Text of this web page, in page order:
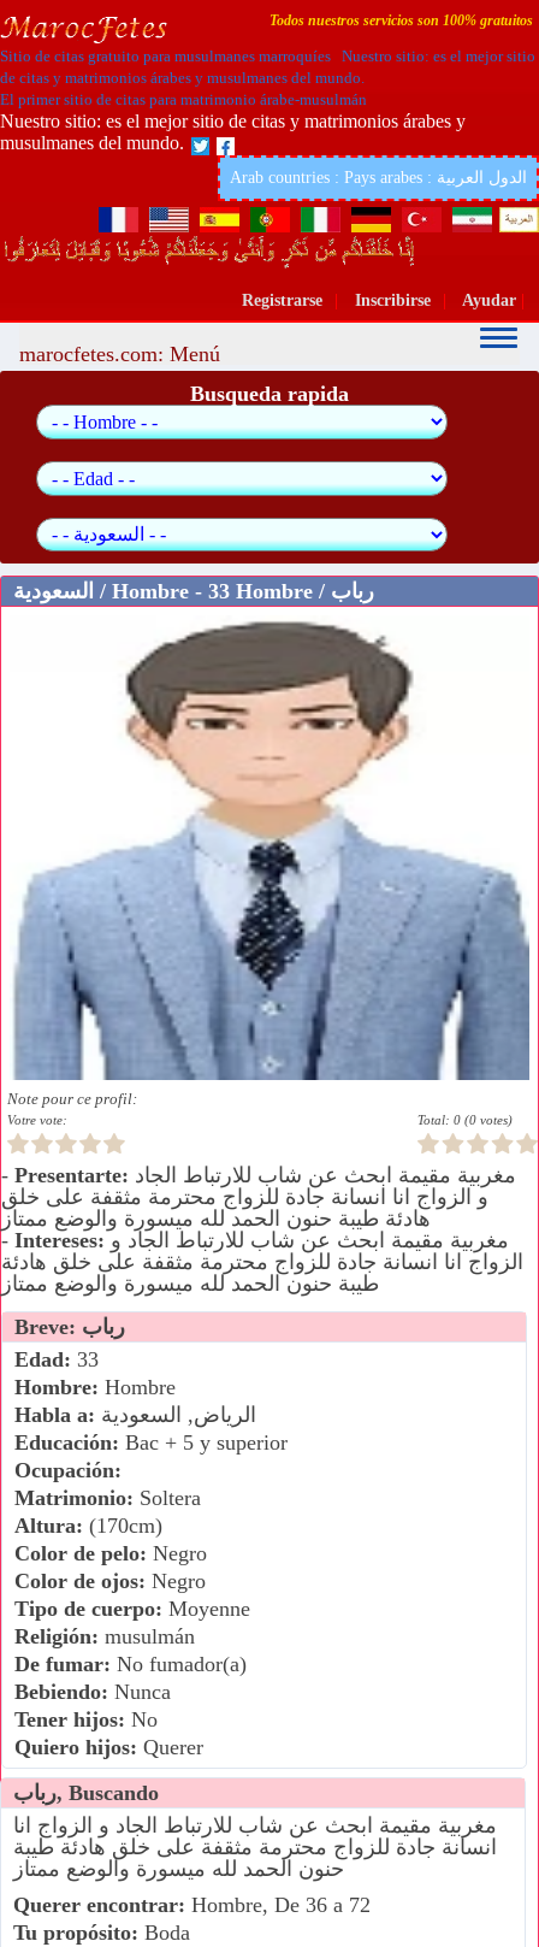
Todos nuestros servicios son 100% gratuitos
Sitio de citas gratuito para musulmanes marroquíes Nuestro sitio: es el mejor sitio
de citas y matrimonios árabes y musulmanes del mundo.
El primer sitio de citas para matrimonio árabe-musulmán
Nuestro sitio: es el mejor sitio de citas y matrimonios árabes y
musulmanes del mundo.
Arab countries : Pays arabes : الدول العربية
Registrarse Inscribirse Ayudar
marocfetes.com: Menú
Busqueda rapida
السعودية / Hombre - 33 Hombre / رباب
Note pour ce profil:
Votre vote: Total: 0 (0 votes)
- Presentarte:
و الزواج انا انسانة جادة للزواج محترمة مثقفة على خلق
هادئة طيبة حنون الحمد لله ميسورة والوضع ممتاز
- Intereses:
الزواج انا انسانة جادة للزواج محترمة مثقفة على خلق هادئة
طيبة حنون الحمد لله ميسورة والوضع ممتاز
Breve: رباب
Edad: 33
Hombre: Hombre
Habla a: الرياض, السعودية
Educación: Bac + 5 y superior
Ocupación:
Matrimonio: Soltera
Altura: (170cm)
Color de pelo: Negro
Color de ojos: Negro
Tipo de cuerpo: Moyenne
Religión: musulmán
De fumar: No fumador(a)
Bebiendo: Nunca
Tener hijos: No
Quiero hijos: Querer
رباب, Buscando
مغربية مقيمة ابحث عن شاب للارتباط الجاد و الزواج انا
انسانة جادة للزواج محترمة مثقفة على خلق هادئة طيبة
حنون الحمد لله ميسورة والوضع ممتاز
Querer encontrar: Hombre, De 36 a 72
Tu propósito: Boda